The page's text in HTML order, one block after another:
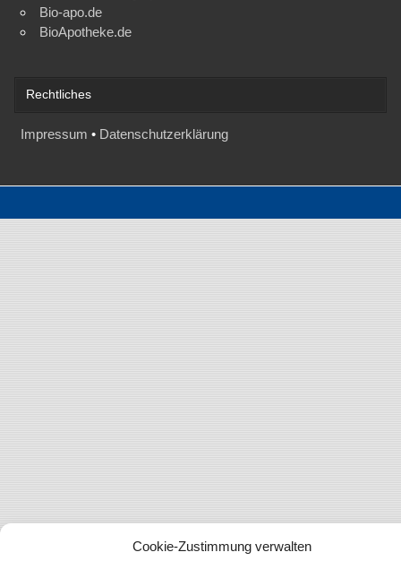
Cookie-Zustimmung verwalten
Bio-apo.de
BioApotheke.de
Rechtliches
Impressum • Datenschutzerklärung